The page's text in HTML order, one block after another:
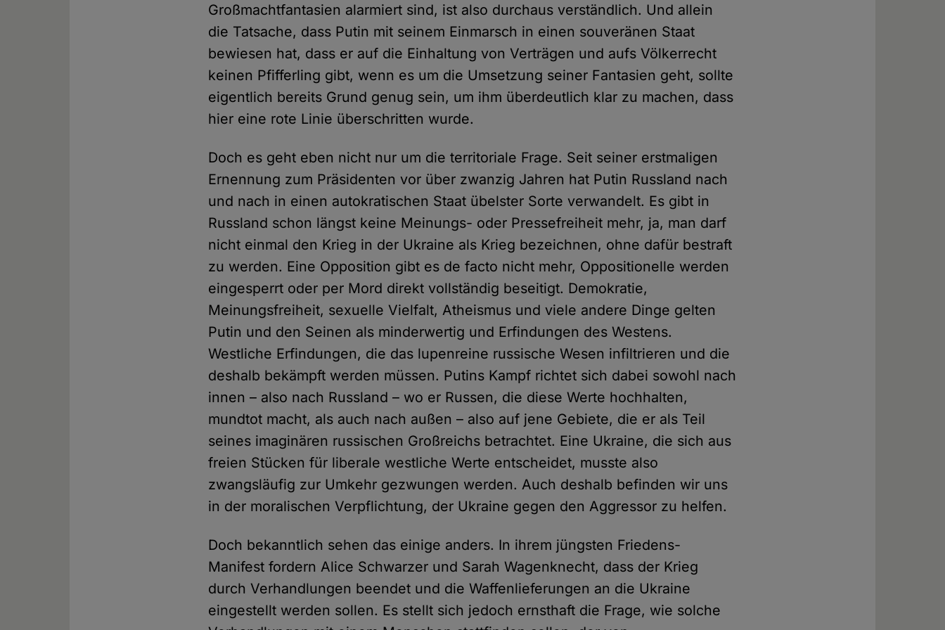
Großmachtfantasien alarmiert sind, ist also durchaus verständlich. Und allein
die Tatsache, dass Putin mit seinem Einmarsch in einen souveränen Staat
bewiesen hat, dass er auf die Einhaltung von Verträgen und aufs Völkerrecht
keinen Pfifferling gibt, wenn es um die Umsetzung seiner Fantasien geht, sollte
eigentlich bereits Grund genug sein, um ihm überdeutlich klar zu machen, dass
hier eine rote Linie überschritten wurde.
Doch es geht eben nicht nur um die territoriale Frage. Seit seiner erstmaligen
Ernennung zum Präsidenten vor über zwanzig Jahren hat Putin Russland nach
und nach in einen autokratischen Staat übelster Sorte verwandelt. Es gibt in
Russland schon längst keine Meinungs- oder Pressefreiheit mehr, ja, man darf
nicht einmal den Krieg in der Ukraine als Krieg bezeichnen, ohne dafür bestraft
zu werden. Eine Opposition gibt es de facto nicht mehr, Oppositionelle werden
eingesperrt oder per Mord direkt vollständig beseitigt. Demokratie,
Meinungsfreiheit, sexuelle Vielfalt, Atheismus und viele andere Dinge gelten
Putin und den Seinen als minderwertig und Erfindungen des Westens.
Westliche Erfindungen, die das lupenreine russische Wesen infiltrieren und die
deshalb bekämpft werden müssen. Putins Kampf richtet sich dabei sowohl nach
innen – also nach Russland – wo er Russen, die diese Werte hochhalten,
mundtot macht, als auch nach außen – also auf jene Gebiete, die er als Teil
seines imaginären russischen Großreichs betrachtet. Eine Ukraine, die sich aus
freien Stücken für liberale westliche Werte entscheidet, musste also
zwangsläufig zur Umkehr gezwungen werden. Auch deshalb befinden wir uns
in der moralischen Verpflichtung, der Ukraine gegen den Aggressor zu helfen.
Doch bekanntlich sehen das einige anders. In ihrem jüngsten Friedens-
Manifest fordern Alice Schwarzer und Sarah Wagenknecht, dass der Krieg
durch Verhandlungen beendet und die Waffenlieferungen an die Ukraine
eingestellt werden sollen. Es stellt sich jedoch ernsthaft die Frage, wie solche